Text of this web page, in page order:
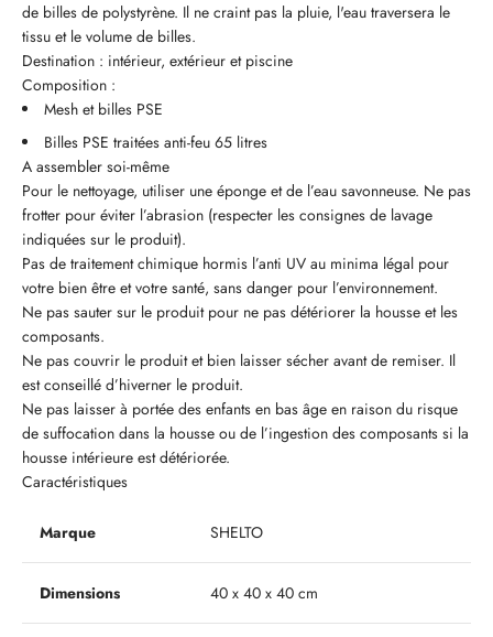
de billes de polystyrène. Il ne craint pas la pluie, l'eau traversera le
tissu et le volume de billes.
Destination : intérieur, extérieur et piscine
Composition :
Mesh et billes PSE
Billes PSE traitées anti-feu 65 litres
A assembler soi-même
Pour le nettoyage, utiliser une éponge et de l’eau savonneuse. Ne pas
frotter pour éviter l’abrasion (respecter les consignes de lavage
indiquées sur le produit).
Pas de traitement chimique hormis l’anti UV au minima légal pour
votre bien être et votre santé, sans danger pour l’environnement.
Ne pas sauter sur le produit pour ne pas détériorer la housse et les
composants.
Ne pas couvrir le produit et bien laisser sécher avant de remiser. Il
est conseillé d’hiverner le produit.
Ne pas laisser à portée des enfants en bas âge en raison du risque
de suffocation dans la housse ou de l’ingestion des composants si la
housse intérieure est détériorée.
Caractéristiques
Marque SHELTO
Dimensions 40 x 40 x 40 cm